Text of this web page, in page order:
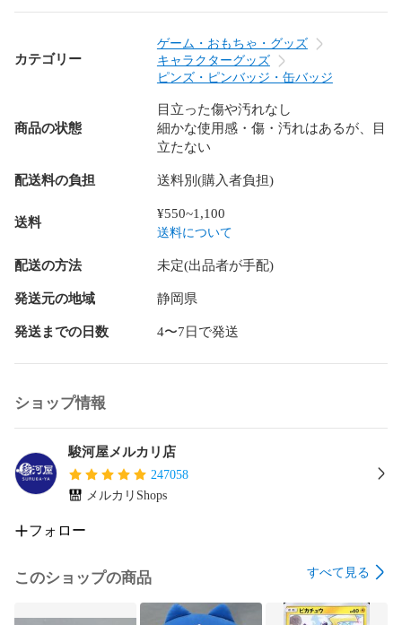
カテゴリー
ゲーム・おもちゃ・グッズ
キャラクターグッズ
ピンズ・ピンバッジ・缶バッジ
商品の状態
目立った傷や汚れなし
細かな使用感・傷・汚れはあるが、目
立たない
配送料の負担 送料別(購入者負担)
送料
¥550~1,100
送料について
配送の方法 未定(出品者が手配)
発送元の地域 静岡県
発送までの日数 4〜7日で発送
ショップ情報
駿河屋メルカリ店
247058
メルカリShops
フォロー
このショップの商品 すべて見る